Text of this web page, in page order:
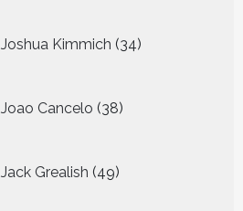
Joshua Kimmich 34
producten
Joao Cancelo 38
producten
Jack Grealish 49
producten